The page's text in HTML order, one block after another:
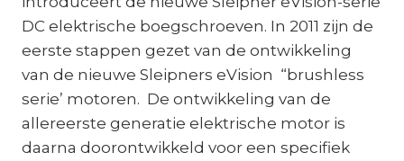
DC elektrische boegschroeven. In 2011 zijn de
eerste stappen gezet van de ontwikkeling
van de nieuwe Sleipners eVision “brushless
serie’ motoren. De ontwikkeling van de
allereerste generatie elektrische motor is
daarna doorontwikkeld voor een specifiek